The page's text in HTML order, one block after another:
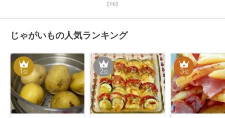
【PR】
じゃがいもの人気ランキング
1位 2位 3位